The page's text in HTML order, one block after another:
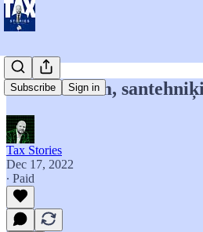
Subscribe Sign in
Par auklītēm,
Tax Stories
Dec 17, 2022
∙ Paid